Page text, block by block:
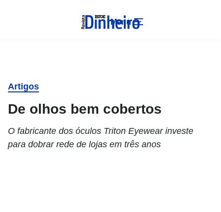
Menu
Artigos
De olhos bem cobertos
O fabricante dos óculos Triton Eyewear investe
para dobrar rede de lojas em três anos